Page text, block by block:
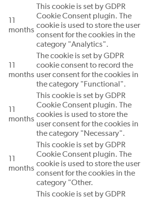
months
This cookie is set by GDPR
Cookie Consent plugin. The
cookie is used to store the user
consent for the cookies in the
category "Analytics".
months
The cookie is set by GDPR
cookie consent to record the
user consent for the cookies in
the category "Functional".
months
This cookie is set by GDPR
Cookie Consent plugin. The
cookies is used to store the
user consent for the cookies in
the category "Necessary".
months
This cookie is set by GDPR
Cookie Consent plugin. The
cookie is used to store the user
consent for the cookies in the
category "Other.
This cookie is set by GDPR